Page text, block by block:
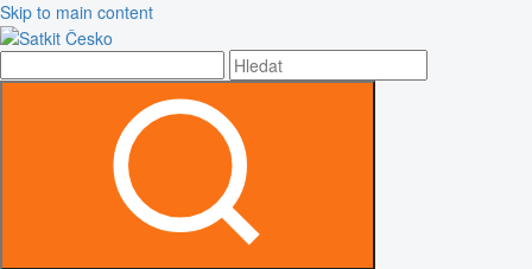
Skip to main content